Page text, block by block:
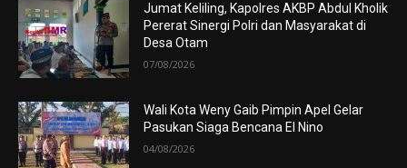
Jumat Keliling, Kapolres AKBP Abdul Kholik
Pererat Sinergi Polri dan Masyarakat di
Desa Otam
07/08/2026
Wali Kota Weny Gaib Pimpin Apel Gelar
Pasukan Siaga Bencana El Nino
04/08/2026